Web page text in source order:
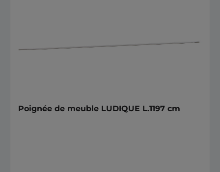
Poignée de meuble LUDIQUE L.1197 cm